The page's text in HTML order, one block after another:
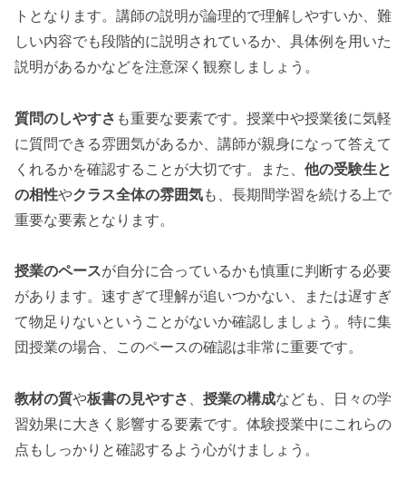
トとなります。講師の説明が論理的で理解しやすいか、難
しい内容でも段階的に説明されているか、具体例を用いた
説明があるかなどを注意深く観察しましょう。
質問のしやすさ も重要な要素です。授業中や授業後に気軽
に質問できる雰囲気があるか、講師が親身になって答えて
くれるかを確認することが大切です。また、 他の受験生と
の相性やクラス全体の雰囲気も、長期間学習を続ける上で
重要な要素となります。
授業のペースが自分に合っているかも慎重に判断する必要
があります。速すぎて理解が追いつかない、または遅すぎ
て物足りないということがないか確認しましょう。特に集
団授業の場合、このペースの確認は非常に重要です。
教材の質や板書の見やすさ 、 授業の構成なども、日々の学
習効果に大きく影響する要素です。体験授業中にこれらの
点もしっかりと確認するよう心がけましょう。